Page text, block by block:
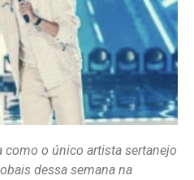
como o único artista sertanejo
dessa semana na